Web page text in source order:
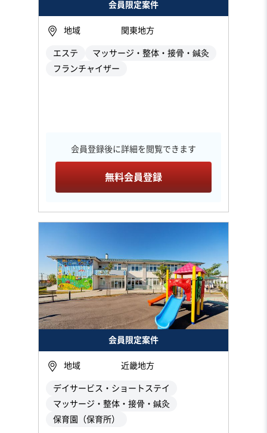
会員限定案件
地域 関東地方
エステ
マッサージ・整体・接骨・鍼灸
フランチャイザー
会員登録後に詳細を閲覧できます
無料会員登録
会員限定案件
地域 近畿地方
デイサービス・ショートステイ
マッサージ・整体・接骨・鍼灸
保育園（保育所）